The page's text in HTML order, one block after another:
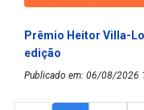
Prêmio Heitor Villa-
edição
Publicado em: 06/08/2026